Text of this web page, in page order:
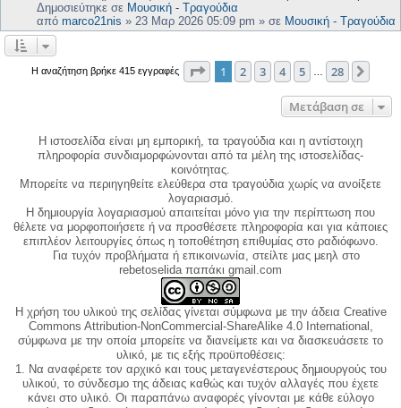
Δημοσιεύτηκε σε Μουσική - Τραγούδια
από marco21nis » 23 Μαρ 2026 05:09 pm » σε Μουσική - Τραγούδια
Η αναζήτηση βρήκε 415 εγγραφές Σελίδα από28
1 2 3 4 5 28
Μετάβαση σε
Η ιστοσελίδα είναι μη εμπορική, τα τραγούδια και η αντίστοιχη
πληροφορία συνδιαμορφώνονται από τα μέλη της ιστοσελίδας-
κοινότητας.
Μπορείτε να περιηγηθείτε ελεύθερα στα τραγούδια χωρίς να ανοίξετε
λογαριασμό.
Η δημιουργία λογαριασμού απαιτείται μόνο για την περίπτωση που
θέλετε να μορφοποιήσετε ή να προσθέσετε πληροφορία και για κάποιες
επιπλέον λειτουργίες όπως η τοποθέτηση επιθυμίας στο ραδιόφωνο.
Για τυχόν προβλήματα ή επικοινωνία, στείλτε μας μεηλ στο
rebetoselida παπάκι gmail.com
Η χρήση του υλικού της σελίδας γίνεται σύμφωνα με την άδεια Creative
Commons Attribution-NonCommercial-ShareAlike 4.0 International,
σύμφωνα με την οποία μπορείτε να διανείμετε και να διασκευάσετε το
υλικό, με τις εξής προϋποθέσεις:
1. Να αναφέρετε τον αρχικό και τους μεταγενέστερους δημιουργούς του
υλικού, το σύνδεσμο της άδειας καθώς και τυχόν αλλαγές που έχετε
κάνει στο υλικό. Οι παραπάνω αναφορές γίνονται με κάθε εύλογο